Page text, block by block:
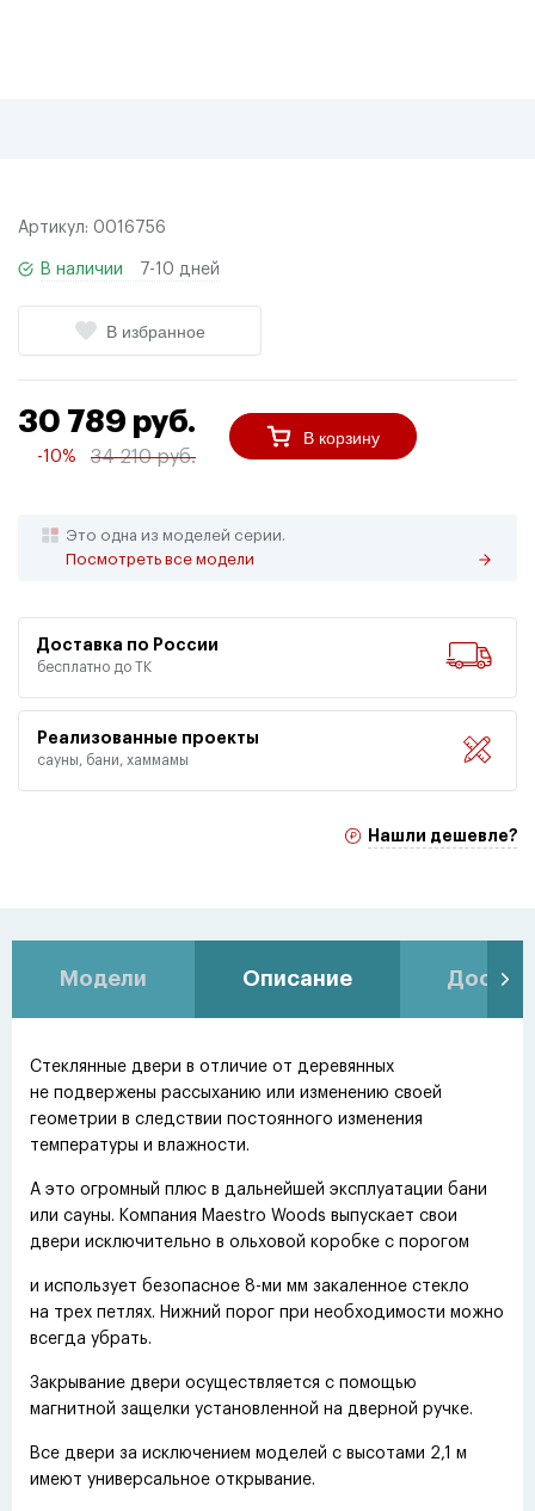
Артикул: 0016756
В наличии 7-10 дней
В избранное
30 789 руб.
-10% 34 210 руб.
В корзину
Это одна из моделей серии.
Посмотреть все модели
Доставка по России
бесплатно до ТК
Реализованные проекты
сауны, бани, хаммамы
Нашли дешевле?
Модели Описание
Стеклянные двери в отличие от деревянных
не подвержены рассыханию или изменению своей
геометрии в следствии постоянного изменения
температуры и влажности.
А это огромный плюс в дальнейшей эксплуатации бани
или сауны. Компания Maestro Woods выпускает свои
двери исключительно в ольховой коробке с порогом
и использует безопасное 8-ми мм закаленное стекло
на трех петлях. Нижний порог при необходимости можно
всегда убрать.
Закрывание двери осуществляется с помощью
магнитной защелки установленной на дверной ручке.
Все двери за исключением моделей с высотами 2,1 м
имеют универсальное открывание.